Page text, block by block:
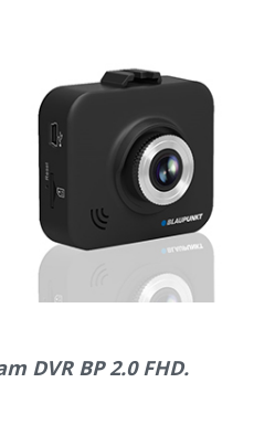
DVR BP 2.0 FHD.